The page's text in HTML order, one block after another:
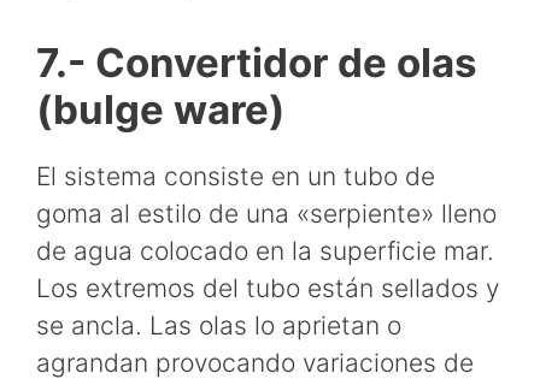
7.- Convertidor de olas
(bulge ware)
El sistema consiste en un tubo de
goma al estilo de una «serpiente» lleno
de agua colocado en la superficie mar.
Los extremos del tubo están sellados y
se ancla. Las olas lo aprietan o
agrandan provocando variaciones de